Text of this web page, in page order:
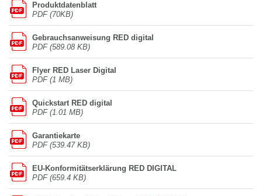
Produktdatenblatt
PDF (70KB)
Gebrauchsanweisung RED digital
PDF (589.08 KB)
Flyer RED Laser Digital
PDF (1 MB)
Quickstart RED digital
PDF (1.01 MB)
Garantiekarte
PDF (539.47 KB)
EU-Konformitätserklärung RED DIGITAL
PDF (659.4 KB)